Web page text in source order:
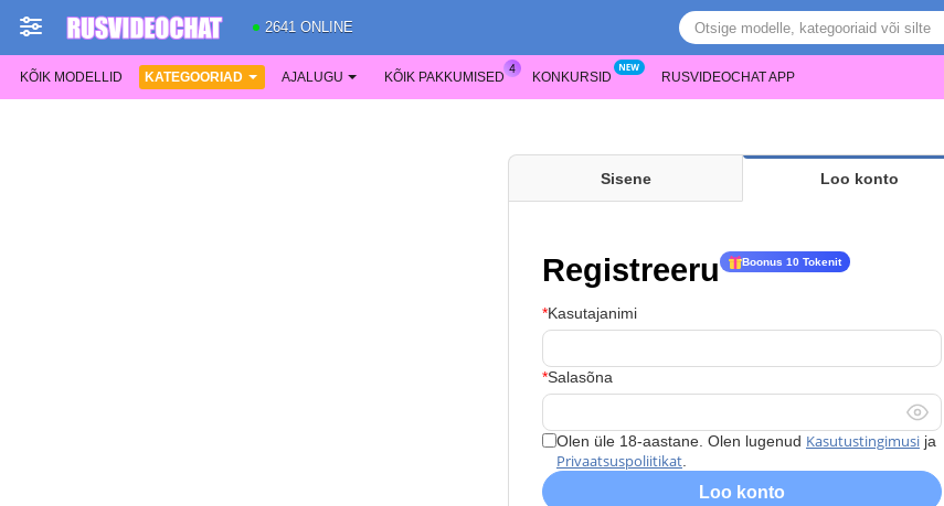
2641 ONLINE
KÕIK MODELLID KATEGOORIAD AJALUGU KÕIK PAKKUMISED KONKURSID RUSVIDEOCHAT APP
Sisene Loo konto
Registreeru Boonus 10 Tokenit
Kasutajanimi
Salasõna
Olen üle 18-aastane. Olen lugenud Kasutustingimusi ja
Privaatsuspoliitikat
Loo konto